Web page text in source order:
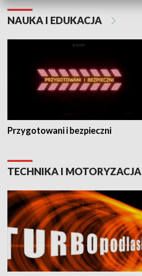
NAUKA I EDUKACJA
Przygotowani i bezpieczni
TECHNIKA I MOTORYZACJA